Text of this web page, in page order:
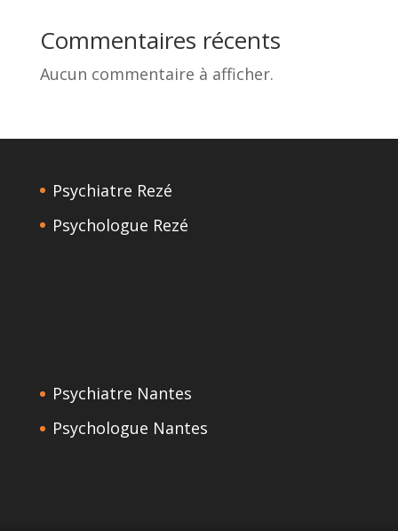
Commentaires récents
Aucun commentaire à afficher.
Psychiatre Rezé
Psychologue Rezé
Psychiatre Nantes
Psychologue Nantes